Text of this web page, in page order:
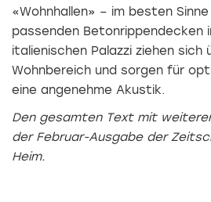
«Wohnhallen» – im besten
passenden Betonrippen­decken
italienischen Palazzi ziehen sich
Wohnbereich und sorgen für
eine angenehme Akustik.
Den gesamten Text mit
der Februar-Ausgabe der
Heim.